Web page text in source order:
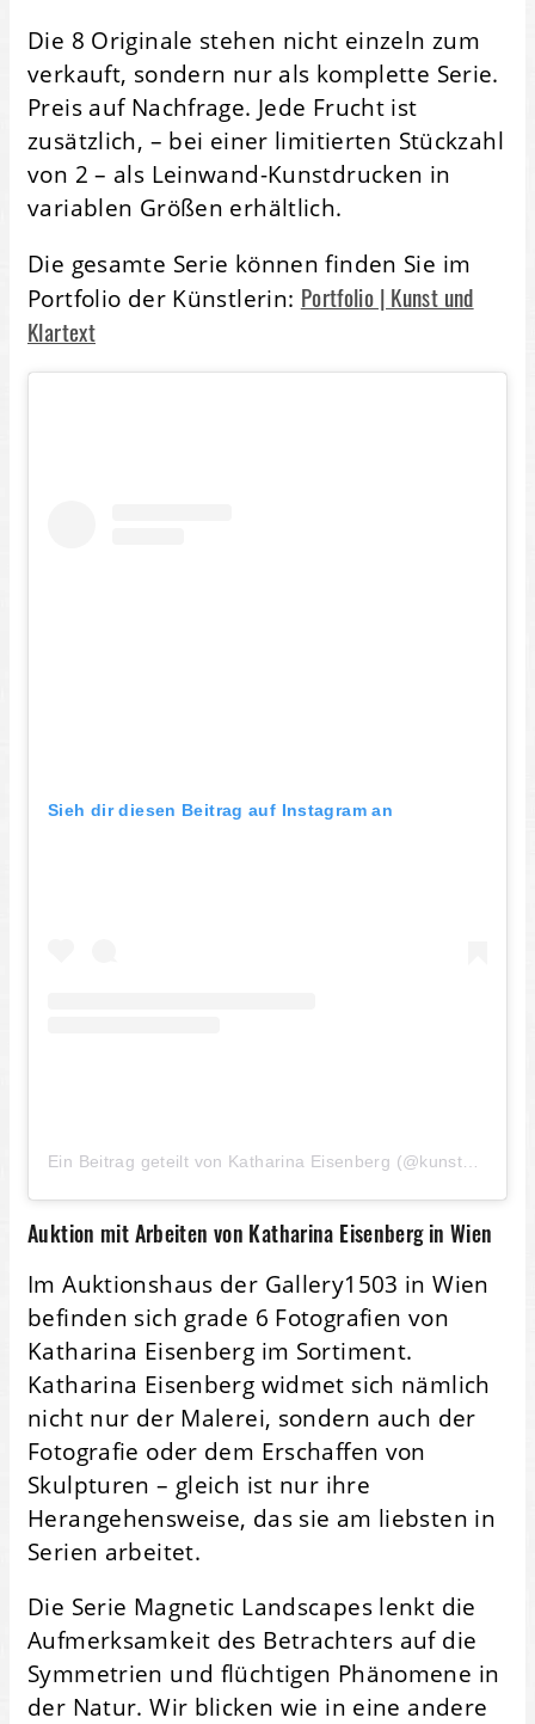
Die 8 Originale stehen nicht einzeln zum
verkauft, sondern nur als komplette Serie.
Preis auf Nachfrage. Jede Frucht ist
zusätzlich, – bei einer limitierten Stückzahl
von 2 – als Leinwand-Kunstdrucken in
variablen Größen erhältlich.
Die gesamte Serie können finden Sie im
Portfolio der Künstlerin: Portfolio | Kunst und
Klartext
Sieh dir diesen Beitrag auf Instagram an
Auktion mit Arbeiten von Katharina Eisenberg in Wien
Im Auktionshaus der Gallery1503 in Wien
befinden sich grade 6 Fotografien von
Katharina Eisenberg im Sortiment.
Katharina Eisenberg widmet sich nämlich
nicht nur der Malerei, sondern auch der
Fotografie oder dem Erschaffen von
Skulpturen – gleich ist nur ihre
Herangehensweise, das sie am liebsten in
Serien arbeitet.
Die Serie Magnetic Landscapes lenkt die
Aufmerksamkeit des Betrachters auf die
Symmetrien und flüchtigen Phänomene in
der Natur. Wir blicken wie in eine andere